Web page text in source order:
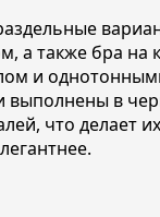
а также бра на
и
выполнены в
что делает